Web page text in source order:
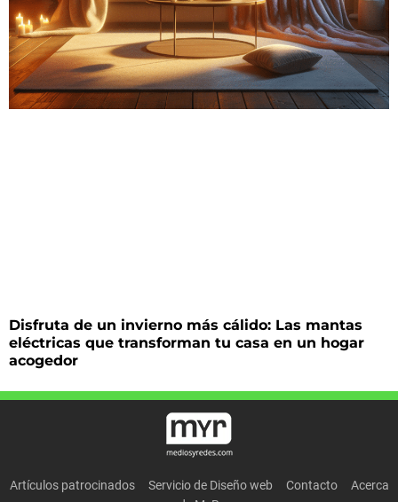
Disfruta de un invierno más cálido: Las mantas
eléctricas que transforman tu casa en un hogar
acogedor
Artículos patrocinados Servicio de Diseño web Contacto
Acerca